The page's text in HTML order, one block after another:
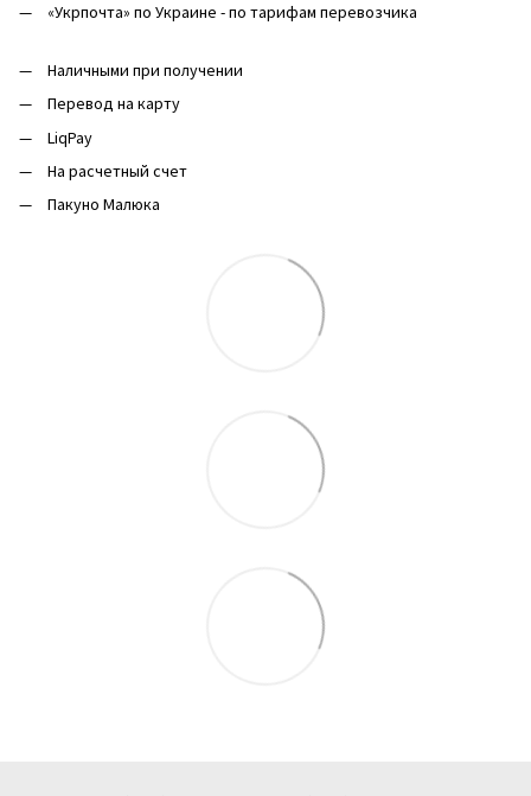
«Укрпочта» по Украине - по тарифам перевозчика
Наличными при получении
Перевод на карту
LiqPay
На расчетный счет
Пакуно Малюка